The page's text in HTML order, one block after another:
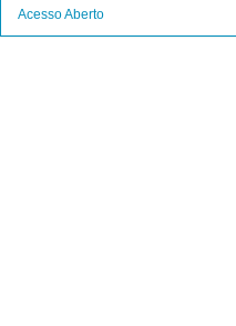
Acesso Aberto